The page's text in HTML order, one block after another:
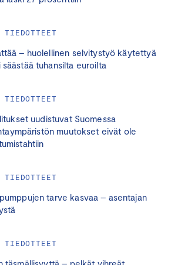
– huolellinen selvitystyö käytettyä
tuhansilta euroilta
uudistuvat Suomessa
muutokset eivät ole
tarve kasvaa – asentajan